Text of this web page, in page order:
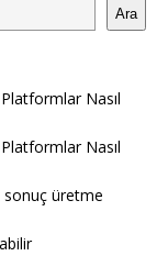
Ara
Nasıl
Nasıl
sonuç üretme